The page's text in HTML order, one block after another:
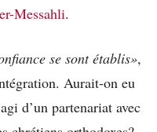
Messahli.
se sont établis»,
Aurait-on eu
d’un partenariat avec